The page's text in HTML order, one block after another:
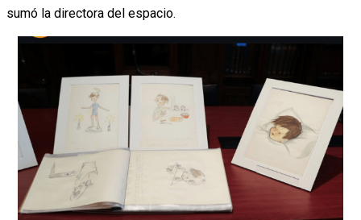
sumó la directora del espacio.